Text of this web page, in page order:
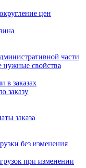
цен
части
нужные свойства
в заказах
заказу
заказа
без изменения
при изменении